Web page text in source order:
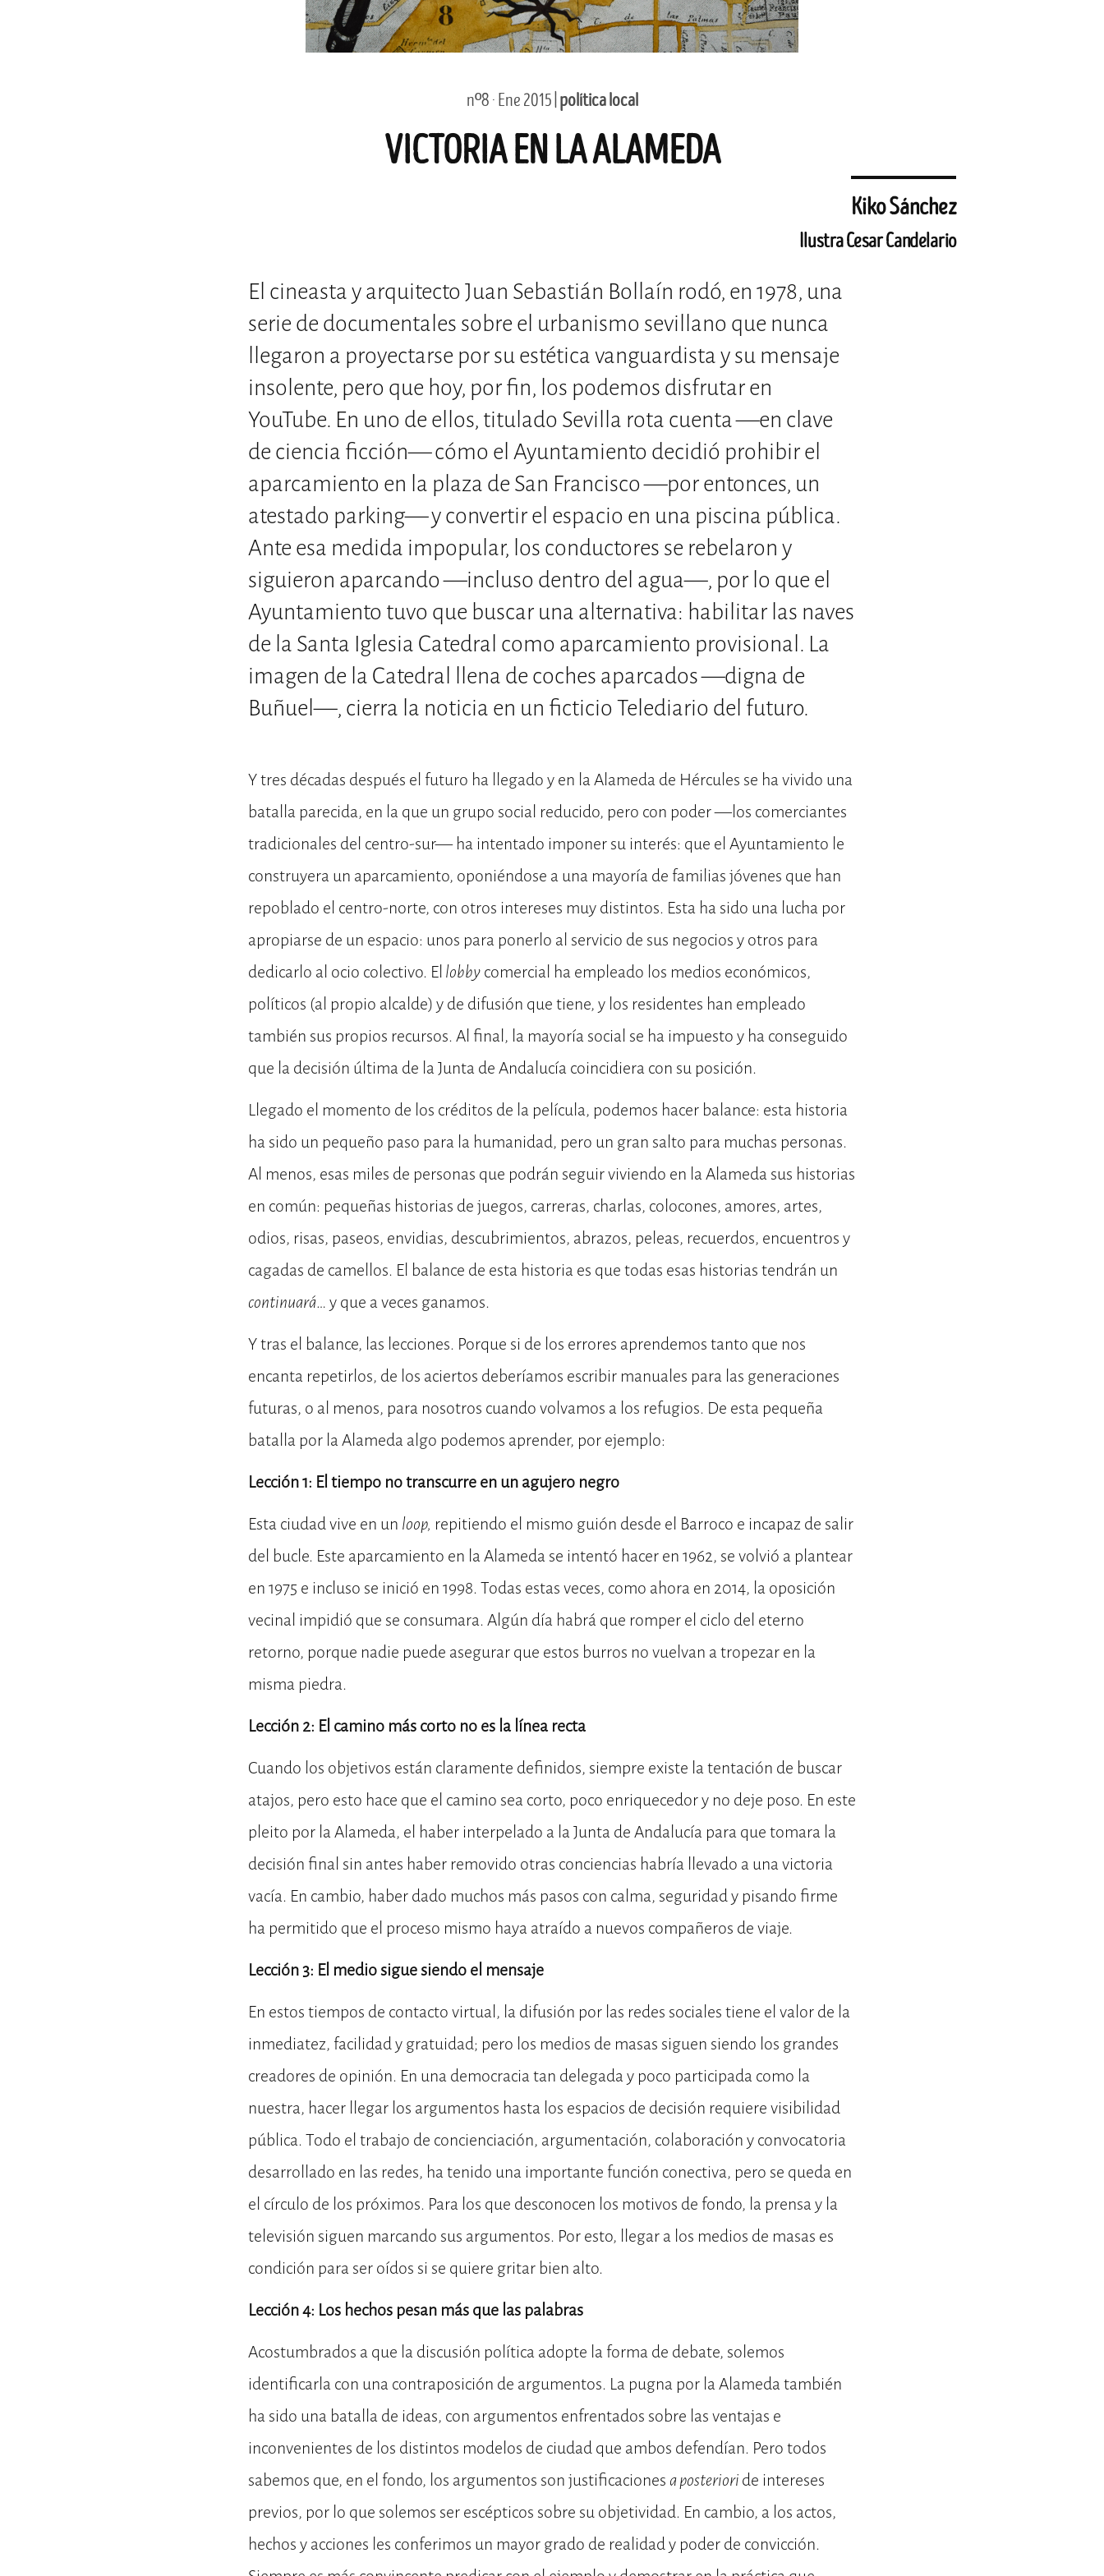
nº8 · Ene 2015 | política local
VICTORIA EN LA ALAMEDA
Kiko Sánchez
Ilustra Cesar Candelario
El cineasta y arquitecto Juan Sebastián Bollaín rodó, en 1978, una
serie de documentales sobre el urbanismo sevillano que nunca
llegaron a proyectarse por su estética vanguardista y su mensaje
insolente, pero que hoy, por fin, los podemos disfrutar en
YouTube. En uno de ellos, titulado Sevilla rota cuenta —en clave
de ciencia ficción— cómo el Ayuntamiento decidió prohibir el
aparcamiento en la plaza de San Francisco —por entonces, un
atestado parking— y convertir el espacio en una piscina pública.
Ante esa medida impopular, los conductores se rebelaron y
siguieron aparcando —incluso dentro del agua—, por lo que el
Ayuntamiento tuvo que buscar una alternativa: habilitar las naves
de la Santa Iglesia Catedral como aparcamiento provisional. La
imagen de la Catedral llena de coches aparcados —digna de
Buñuel—, cierra la noticia en un ficticio Telediario del futuro.
Y tres décadas después el futuro ha llegado y en la Alameda de Hércules se ha vivido una
batalla parecida, en la que un grupo social reducido, pero con poder —los comerciantes
tradicionales del centro-sur— ha intentado imponer su interés: que el Ayuntamiento le
construyera un aparcamiento, oponiéndose a una mayoría de familias jóvenes que han
repoblado el centro-norte, con otros intereses muy distintos. Esta ha sido una lucha por
apropiarse de un espacio: unos para ponerlo al servicio de sus negocios y otros para
dedicarlo al ocio colectivo. Ellobbycomercial ha empleado los medios económicos,
políticos (al propio alcalde) y de difusión que tiene, y los residentes han empleado
también sus propios recursos. Al final, la mayoría social se ha impuesto y ha conseguido
que la decisión última de la Junta de Andalucía coincidiera con su posición.
Llegado el momento de los créditos de la película, podemos hacer balance: esta historia
ha sido un pequeño paso para la humanidad, pero un gran salto para muchas personas.
Al menos, esas miles de personas que podrán seguir viviendo en la Alameda sus historias
en común: pequeñas historias de juegos, carreras, charlas, colocones, amores, artes,
odios, risas, paseos, envidias, descubrimientos, abrazos, peleas, recuerdos, encuentros y
cagadas de camellos. El balance de esta historia es que todas esas historias tendrán un
continuará… y que a veces ganamos.
Y tras el balance, las lecciones. Porque si de los errores aprendemos tanto que nos
encanta repetirlos, de los aciertos deberíamos escribir manuales para las generaciones
futuras, o al menos, para nosotros cuando volvamos a los refugios. De esta pequeña
batalla por la Alameda algo podemos aprender, por ejemplo:
Lección 1: El tiempo no transcurre en un agujero negro
Esta ciudad vive en un loop, repitiendo el mismo guión desde el Barroco e incapaz de salir
del bucle. Este aparcamiento en la Alameda se intentó hacer en 1962, se volvió a plantear
en 1975 e incluso se inició en 1998. Todas estas veces, como ahora en 2014, la oposición
vecinal impidió que se consumara. Algún día habrá que romper el ciclo del eterno
retorno, porque nadie puede asegurar que estos burros no vuelvan a tropezar en la
misma piedra.
Lección 2: El camino más corto no es la línea recta
Cuando los objetivos están claramente definidos, siempre existe la tentación de buscar
atajos, pero esto hace que el camino sea corto, poco enriquecedor y no deje poso. En este
pleito por la Alameda, el haber interpelado a la Junta de Andalucía para que tomara la
decisión final sin antes haber removido otras conciencias habría llevado a una victoria
vacía. En cambio, haber dado muchos más pasos con calma, seguridad y pisando firme
ha permitido que el proceso mismo haya atraído a nuevos compañeros de viaje.
Lección 3: El medio sigue siendo el mensaje
En estos tiempos de contacto virtual, la difusión por las redes sociales tiene el valor de la
inmediatez, facilidad y gratuidad; pero los medios de masas siguen siendo los grandes
creadores de opinión. En una democracia tan delegada y poco participada como la
nuestra, hacer llegar los argumentos hasta los espacios de decisión requiere visibilidad
pública. Todo el trabajo de concienciación, argumentación, colaboración y convocatoria
desarrollado en las redes, ha tenido una importante función conectiva, pero se queda en
el círculo de los próximos. Para los que desconocen los motivos de fondo, la prensa y la
televisión siguen marcando sus argumentos. Por esto, llegar a los medios de masas es
condición para ser oídos si se quiere gritar bien alto.
Lección 4: Los hechos pesan más que las palabras
Acostumbrados a que la discusión política adopte la forma de debate, solemos
identificarla con una contraposición de argumentos. La pugna por la Alameda también
ha sido una batalla de ideas, con argumentos enfrentados sobre las ventajas e
inconvenientes de los distintos modelos de ciudad que ambos defendían. Pero todos
sabemos que, en el fondo, los argumentos son justificaciones a posterioride intereses
previos, por lo que solemos ser escépticos sobre su objetividad. En cambio, a los actos,
hechos y acciones les conferimos un mayor grado de realidad y poder de convicción.